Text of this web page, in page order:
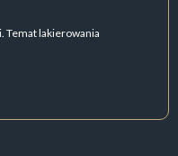
Temat lakierowania